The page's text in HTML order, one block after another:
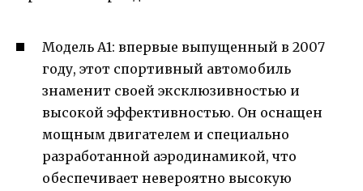
Модель A1: впервые выпущенный в 2007
году, этот спортивный автомобиль
знаменит своей эксклюзивностью и
высокой эффективностью. Он оснащен
мощным двигателем и специально
разработанной аэродинамикой, что
обеспечивает невероятно высокую